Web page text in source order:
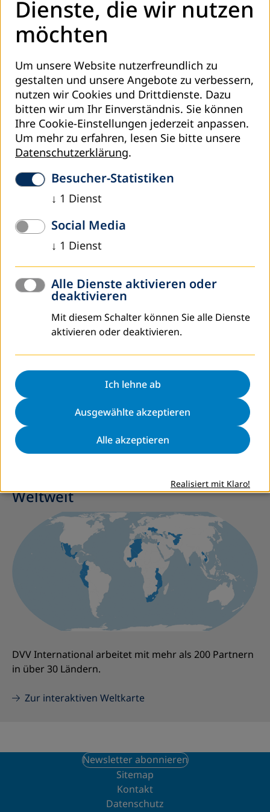
Schwerpunkte unserer Arbeit sind Alphabetisierung und
Grundbildung, berufliche Bildung, globales und
interkulturelles Lernen, Umweltbildung und nachhaltige
Gesundheitsbildung, Konfliktprävention und
Demokratiebildung.
DVV International finanziert seine Arbeit aus Mitteln des
Bundesministeriums für wirtschaftliche Zusammenarbeit
und Entwicklung (BMZ), des Auswärtigen Amtes, der
Europäischen Union sowie weiterer Förderer. Gemeinsam
der Erwachsenenbildung fördert DVV International die
Lobbyarbeit und die Anwaltschaft für das Menschenrecht
orientieren wir uns an den Sustainable Development Goals
(SDGs) der UN, der globalen Bildungsagenda Education
2030 und den UNESCO-Weltkonferenzen zur
Erwachsenenbildung (CONFINTEA). DVV International
unterstützt den europäischen und weltweiten
Informations- und Fachaustausch durch Konferenzen,
Seminare und Publikationen.
Unsere Vision
Erwachsenenbildung bauen wir gemeinsam mit Bürgern,
Bildungsorganisationen und Regierungen ein nachhaltiges
System der Weiterbildung auf. Gemeinsam mit den
Menschen in unseren Partnerländern schaffen wir Orte für
Lebenslanges Lernen.
Weltweit
DVV International arbeitet mit mehr als 200 Partnern
in über 30 Ländern.
Zur interaktiven Weltkarte
Newsletter abonnieren
Sitemap
Kontakt
Datenschutz
Dienste, die wir nutzen
möchten
Um unsere Website nutzerfreundlich zu
gestalten und unsere Angebote zu verbessern,
nutzen wir Cookies und Drittdienste. Dazu
bitten wir um Ihr Einverständnis. Sie können
Ihre Cookie-Einstellungen jederzeit anpassen.
Um mehr zu erfahren, lesen Sie bitte unsere
Datenschutzerklärung.
Besucher-Statistiken
↓ 1 Dienst
Social Media
↓ 1 Dienst
Alle Dienste aktivieren oder
deaktivieren
Mit diesem Schalter können Sie alle Dienste
aktivieren oder deaktivieren.
Ich lehne ab
Ausgewählte akzeptieren
Alle akzeptieren
Realisiert mit Klaro!